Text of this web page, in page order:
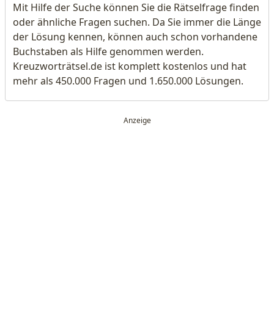
Mit Hilfe der Suche können Sie die Rätselfrage finden
oder ähnliche Fragen suchen. Da Sie immer die Länge
der Lösung kennen, können auch schon vorhandene
Buchstaben als Hilfe genommen werden.
Kreuzworträtsel.de ist komplett kostenlos und hat
mehr als 450.000 Fragen und 1.650.000 Lösungen.